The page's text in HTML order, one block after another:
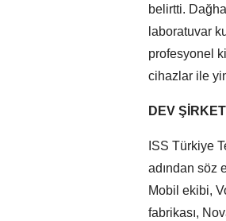
belirtti.
laboratuvar
profesyonel
cihazlar ile
DEV
ISS Türkiye
adından söz
Mobil ekibi,
fabrikası,